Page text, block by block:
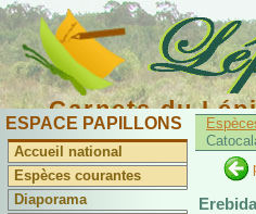
Carnets du
ESPACE PAPILLONS
Accueil national
Espèces courantes
Diaporama